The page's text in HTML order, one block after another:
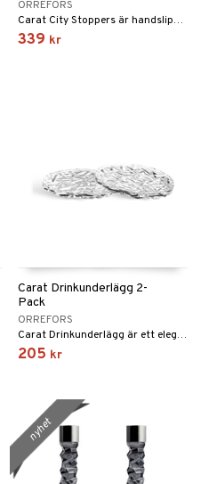
ORREFORS
Carat City Stoppers är handslipade flaskproppar i lyxiga former vars design gör att glasets alla positiva attribut framhävs. Finns i olika varianter!
339 kr
Carat Drinkunderlägg 2-
Pack
ORREFORS
Carat Drinkunderlägg är ett elegant tillägg i dukningen och passar med fördel för vinglas och andra typer av glas.
205 kr
nyhet